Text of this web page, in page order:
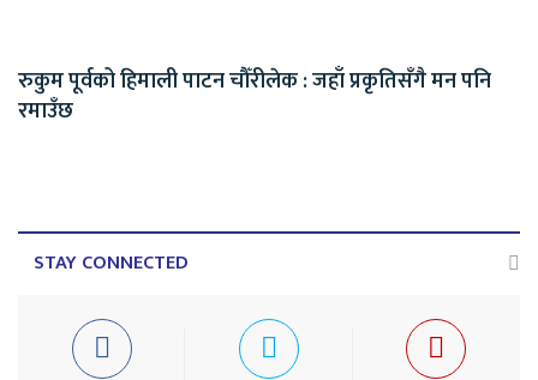
रुकुम पूर्वको हिमाली पाटन चौँरीलेक : जहाँ प्रकृतिसँगै मन पनि
रमाउँछ
STAY CONNECTED